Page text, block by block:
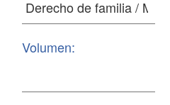
Volumen: